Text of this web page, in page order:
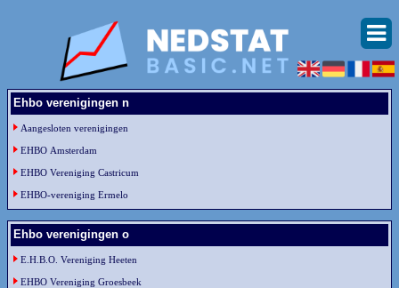
Ehbo verenigingen n
Aangesloten verenigingen
EHBO Amsterdam
EHBO Vereniging Castricum
EHBO-vereniging Ermelo
Ehbo verenigingen o
E.H.B.O. Vereniging Heeten
EHBO Vereniging Groesbeek